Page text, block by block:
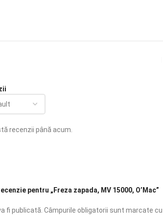
recenzii până acum.
pentru „Freza zapada, MV 15000, O’Mac”
fi publicată. Câmpurile obligatorii sunt marcate cu